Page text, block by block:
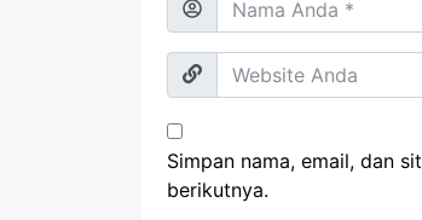
Simpan nama, email, dan
berikutnya.